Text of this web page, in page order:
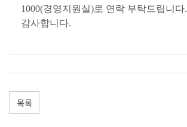
1000(경영지원실)로 연락 부탁드립니다.
감사합니다.
목록